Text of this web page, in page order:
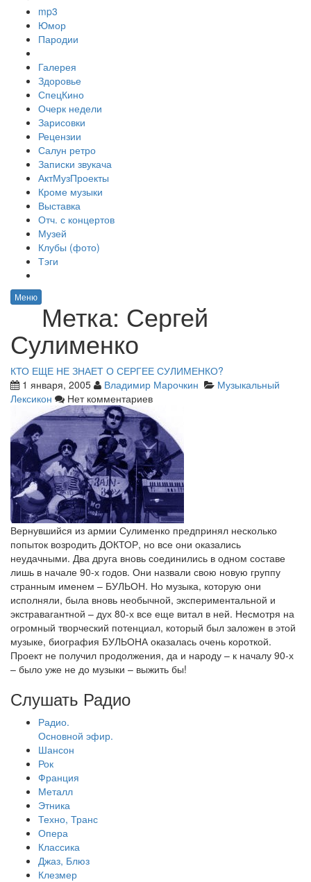
mp3
Юмор
Пародии
Галерея
Здоровье
СпецКино
Очерк недели
Зарисовки
Рецензии
Салун ретро
Записки звукача
АктМузПроекты
Кроме музыки
Выставка
Отч. с концертов
Музей
Клубы (фото)
Тэги
Меню
Метка: Сергей
Сулименко
КТО ЕЩЕ НЕ ЗНАЕТ О СЕРГЕЕ СУЛИМЕНКО?
1 января, 2005
Владимир Марочкин
Музыкальный
Лексикон
Нет комментариев
Вернувшийся из армии Сулименко предпринял несколько
попыток возродить ДОКТОР, но все они оказались
неудачными. Два друга вновь соединились в одном составе
лишь в начале 90-х годов. Они назвали свою новую группу
странным именем – БУЛЬОН. Но музыка, которую они
исполняли, была вновь необычной, экспериментальной и
экстравагантной – дух 80-х все еще витал в ней. Несмотря на
огромный творческий потенциал, который был заложен в этой
музыке, биография БУЛЬОНА оказалась очень короткой.
Проект не получил продолжения, да и народу – к началу 90-х
– было уже не до музыки – выжить бы!
Слушать Радио
Радио.
Основной эфир.
Шансон
Рок
Франция
Металл
Этника
Техно, Транс
Опера
Классика
Джаз, Блюз
Клезмер